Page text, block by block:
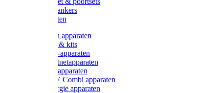
Poortgreepankers
Weidepoorten
Onderdelen apparaten
Starter sets & kits
9V Batterij-apparaten
230V Lichtnetapparaten
12V Accu-apparaten
230V / 12V Combi apparaten
Zonne-energie apparaten